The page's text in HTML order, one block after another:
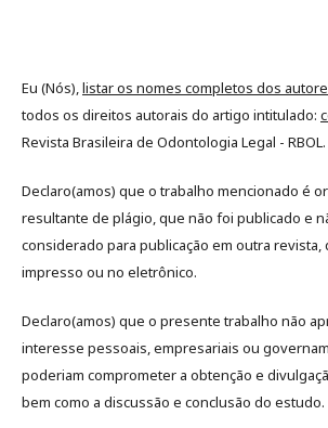
Eu (Nós),listar os nomes completos dos
todos os direitos autorais do artigo intitulado:
Revista Brasileira de Odontologia Legal - RBOL.
Declaro(amos) que o trabalho mencionado é
resultante de plágio, que não foi publicado e
considerado para publicação em outra
impresso ou no eletrônico.
Declaro(amos) que o presente trabalho não
interesse pessoais, empresariais ou
poderiam comprometer a obtenção e
bem como a discussão e conclusão do estudo.